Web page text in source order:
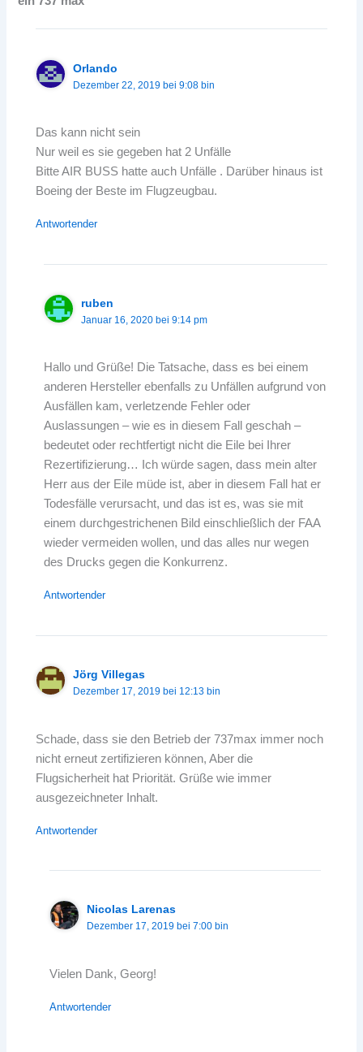
Orlando
Dezember 22, 2019 bei 9:08 bin
Das kann nicht sein
Nur weil es sie gegeben hat 2 Unfälle
Bitte AIR BUSS hatte auch Unfälle . Darüber hinaus ist
Boeing der Beste im Flugzeugbau.
Antwortender
ruben
Januar 16, 2020 bei 9:14 pm
Hallo und Grüße! Die Tatsache, dass es bei einem
anderen Hersteller ebenfalls zu Unfällen aufgrund von
Ausfällen kam, verletzende Fehler oder
Auslassungen – wie es in diesem Fall geschah –
bedeutet oder rechtfertigt nicht die Eile bei Ihrer
Rezertifizierung… Ich würde sagen, dass mein alter
Herr aus der Eile müde ist, aber in diesem Fall hat er
Todesfälle verursacht, und das ist es, was sie mit
einem durchgestrichenen Bild einschließlich der FAA
wieder vermeiden wollen, und das alles nur wegen
des Drucks gegen die Konkurrenz.
Antwortender
Jörg Villegas
Dezember 17, 2019 bei 12:13 bin
Schade, dass sie den Betrieb der 737max immer noch
nicht erneut zertifizieren können, Aber die
Flugsicherheit hat Priorität. Grüße wie immer
ausgezeichneter Inhalt.
Antwortender
Nicolas Larenas
Dezember 17, 2019 bei 7:00 bin
Vielen Dank, Georg!
Antwortender